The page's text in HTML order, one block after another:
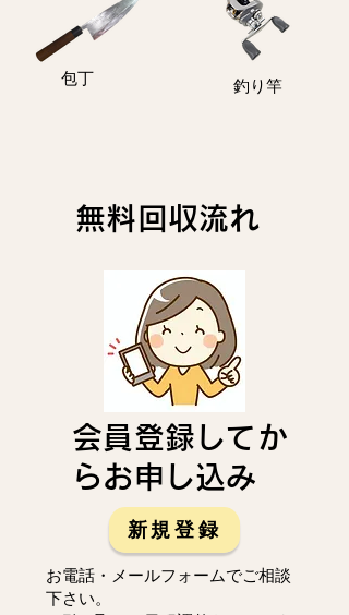
包丁 釣り竿
無料回収流れ
会員登録してか
らお申し込み
新規登録
お電話・メールフォームでご相談
下さい。